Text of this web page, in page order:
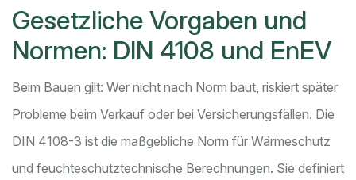
Gesetzliche Vorgaben und
Normen: DIN 4108 und EnEV
Beim Bauen gilt: Wer nicht nach Norm baut, riskiert später
Probleme beim Verkauf oder bei Versicherungsfällen. Die
DIN 4108-3 ist die maßgebliche Norm für Wärmeschutz
und feuchteschutztechnische Berechnungen. Sie definiert